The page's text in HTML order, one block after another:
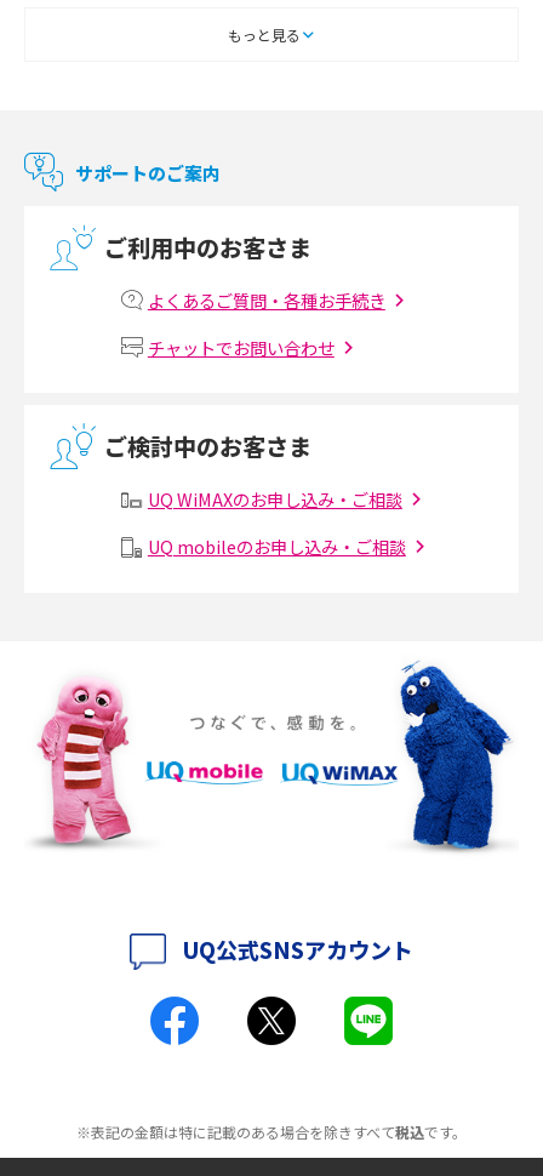
スマートテレビとは？特徴や選び方、使い方をわかりやすく解説
マンションで使えるWi-Fiは？種類ごとの特徴や選び方を紹介
マンションで光回線の利用を始める手順は？設備状況の確認方法も解説
Wi-Fiルーターの設定方法をわかりやすく解説！事前に準備すべきものも紹
無線LANとは？メリット・デメリットや接続方法を解説
メッシュWi-Fiとは？仕組みやメリット・デメリット、中継機との違いを解
ポケット型Wi-Fiをレンタルするメリットとは？選び方や向いている方の特
徴も紹介
持ち運びできるポケット型Wi-Fiのおススメの選び方は？メリット・デメリ
ットも紹介
ポケット型Wi-Fiとは？通信の仕組みやメリット・デメリットを解説
工事不要！置くだけWi-Fiの特徴は？メリット・デメリットや選び方を解説
無制限で利用できるポケット型Wi-Fiは？選び方や通信費を抑える方法も紹
もっと見る
サポートのご案内
ご利用中のお客さま
よくあるご質問・各種お手続き
チャットでお問い合わせ
ご検討中のお客さま
UQ WiMAXのお申し込み・ご相談
UQ mobileのお申し込み・ご相談
UQ公式SNSアカウント
※表記の金額は特に記載のある場合を除きすべて税込です。